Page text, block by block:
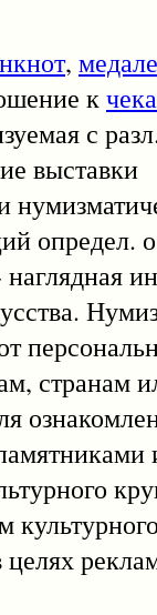
,
к
с
выставки
определ.
наглядная
странам
целях